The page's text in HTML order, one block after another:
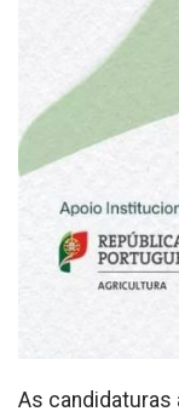
As candidaturas